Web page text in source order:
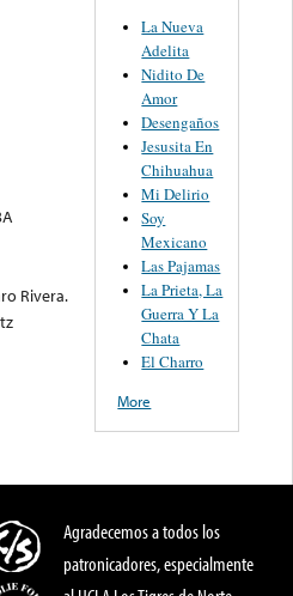
Rivera.
La Nueva
Adelita
Nidito De
Amor
Desengaños
Jesusita En
Chihuahua
Mi Delirio
Soy
Mexicano
Las Pajamas
La Prieta, La
Guerra Y La
Chata
El Charro
More
Agradecemos a todos los
patronicadores, especialmente